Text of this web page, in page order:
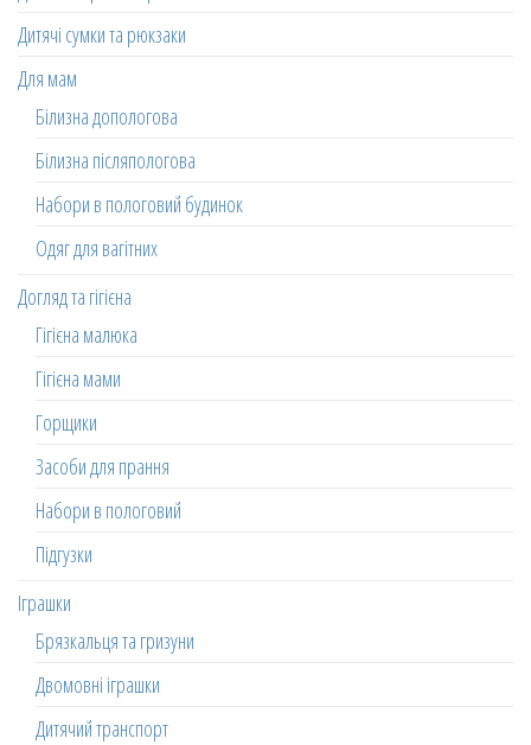
Дитячі сумки та рюкзаки
Для мам
Білизна допологова
Білизна післяпологова
Набори в пологовий будинок
Одяг для вагітних
Догляд та гігієна
Гігієна малюка
Гігієна мами
Горщики
Засоби для прання
Набори в пологовий
Підгузки
Іграшки
Брязкальця та гризуни
Двомовні іграшки
Дитячий транспорт